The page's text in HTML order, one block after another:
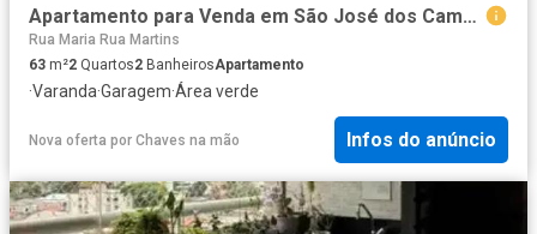
Apartamento para Venda em São José dos Campos/SP Jardim Oriente 2 Quartos
Rua Maria Rua Martins
63 m²2 Quartos2 BanheirosApartamento
·Varanda·Garagem·Área verde
Nova oferta por Chaves na mão Infos do anúncio